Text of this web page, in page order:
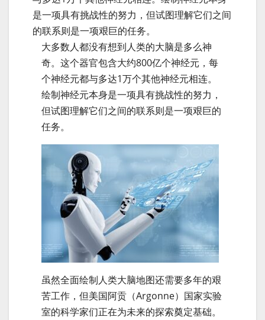
是一项具有挑战性的努力，但试图理解它们之间
的联系则是一项艰巨的任务。
大多数人都没有想到人类的大脑是多么神
奇。这个器官包含大约800亿个神经元，每
个神经元都与多达1万个其他神经元相连。
绘制神经元本身是一项具有挑战性的努力，
但试图理解它们之间的联系则是一项艰巨的
任务。
虽然全面绘制人类大脑地图还需要多年的艰
苦工作，但美国阿贡（Argonne）国家实验
室的科学家们正在为未来的探索奠定基础。